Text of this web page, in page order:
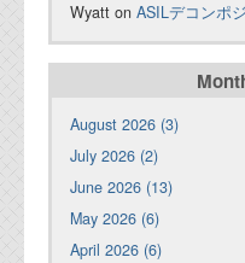
Wyatt on ASILデコンポ
August 2026 (3)
July 2026 (2)
June 2026 (13)
May 2026 (6)
April 2026 (6)